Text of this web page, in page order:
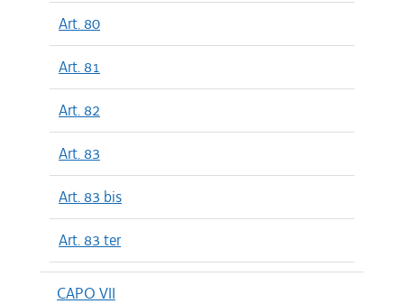
Art. 80
Art. 81
Art. 82
Art. 83
Art. 83 bis
Art. 83 ter
CAPO VII